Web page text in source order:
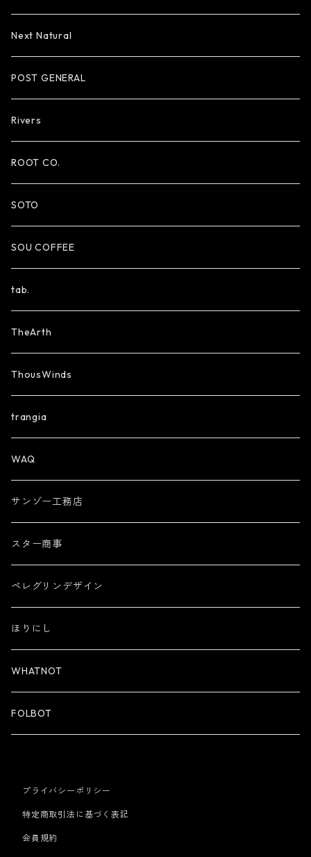
Next Natural
POST GENERAL
Rivers
ROOT CO.
SOTO
SOU COFFEE
tab.
TheArth
ThousWinds
trangia
WAQ
サンゾー工務店
スター商事
ペレグリンデザイン
ほりにし
WHATNOT
FOLBOT
プライバシーポリシー
特定商取引法に基づく表記
会員規約